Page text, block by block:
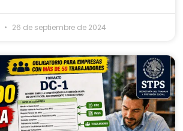
26 de septiembre de 2024